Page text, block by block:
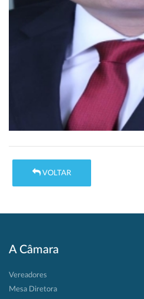
VOLTAR
A Câmara
Vereadores
Mesa Diretora